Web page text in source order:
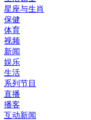
星座与生肖
保健
体育
视频
新闻
娱乐
生活
系列节目
直播
播客
互动新闻